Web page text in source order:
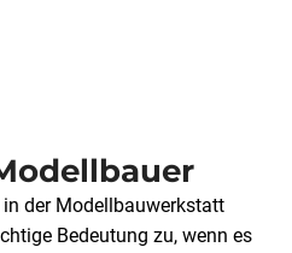
der Modellbauwerkstatt
Bedeutung zu, wenn es